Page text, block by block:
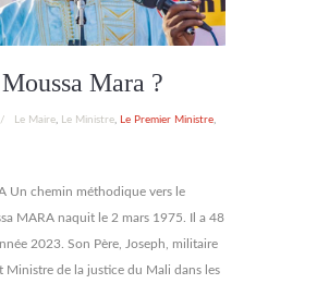
Mara ?
/ Le Maire, Le Ministre, Le Premier Ministre,
Un chemin méthodique vers le
MARA naquit le 2 mars 1975. Il a 48
2023. Son Père, Joseph, militaire
Ministre de la justice du Mali dans les